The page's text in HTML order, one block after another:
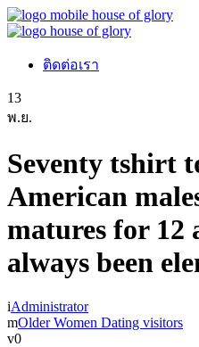
ติดต่อเรา
13
พ.ย.
Seventy tshirt
American
matures for 12
always been
Administrator
Older Women Dating visitors
0